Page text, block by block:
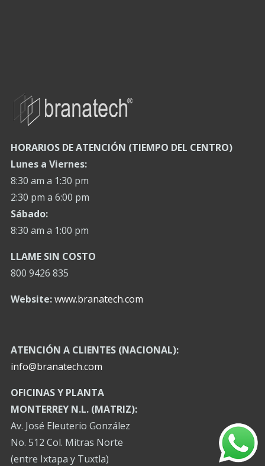
HORARIOS DE ATENCIÓN (TIEMPO DEL CENTRO)
Lunes a Viernes:
8:30 am a 1:30 pm
2:30 pm a 6:00 pm
Sábado:
8:30 am a 1:00 pm
LLAME SIN COSTO
800 9426 835
Website:www.branatech.com
ATENCIÓN A CLIENTES (NACIONAL):
info@branatech.com
OFICINAS Y PLANTA
MONTERREY N.L. (MATRIZ):
Av. José Eleuterio González
No. 512 Col. Mitras Norte
(entre Ixtapa y Tuxtla)